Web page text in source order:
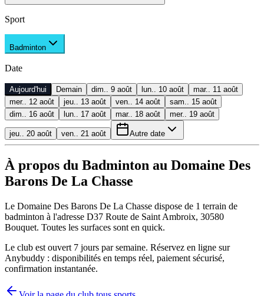
Sport
Badminton
Date
Aujourd'hui Demain dim.. 9 août lun.. 10 août
mar.. 11 août
mer.. 12 août
jeu.. 13 août ven.. 14 août
sam.. 15 août
dim.. 16 août
lun.. 17 août mar.. 18 août mer.. 19 août
jeu.. 20 août ven.. 21 août Autre date
À propos du Badminton au Domaine Des
Barons De La Chasse
Le Domaine Des Barons De La Chasse dispose de 1 terrain de
badminton à l'adresse D37 Route de Saint Ambroix, 30580
Bouquet. Toutes les surfaces sont en quick.
Le club est ouvert 7 jours par semaine. Réservez en ligne sur
Anybuddy : disponibilités en temps réel, paiement sécurisé,
confirmation instantanée.